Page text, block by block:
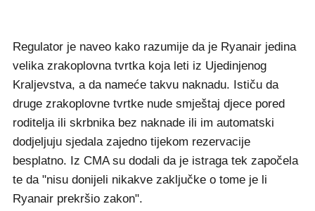
Regulator je naveo kako razumije da je Ryanair jedina
velika zrakoplovna tvrtka koja leti iz Ujedinjenog
Kraljevstva, a da nameće takvu naknadu. Ističu da
druge zrakoplovne tvrtke nude smještaj djece pored
roditelja ili skrbnika bez naknade ili im automatski
dodjeljuju sjedala zajedno tijekom rezervacije
besplatno. Iz CMA su dodali da je istraga tek započela
te da "nisu donijeli nikakve zaključke o tome je li
Ryanair prekršio zakon".